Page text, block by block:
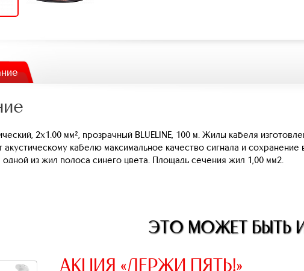
2х1.00 мм², прозрачный BLUELINE, 100 м. Жилы кабеля
акустическому кабелю максимальное качество сигнала и
одной из жил полоса синего цвета. Площадь сечения жил 1,00 мм2.
ЭТО МОЖЕТ БЫТЬ
АКЦИЯ «ДЕРЖИ ПЯТЬ!»